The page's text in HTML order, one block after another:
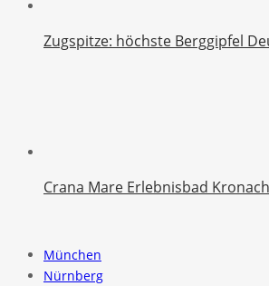
Zugspitze: höchste Berggipfel
Crana Mare Erlebnisbad Kronach
München
Nürnberg